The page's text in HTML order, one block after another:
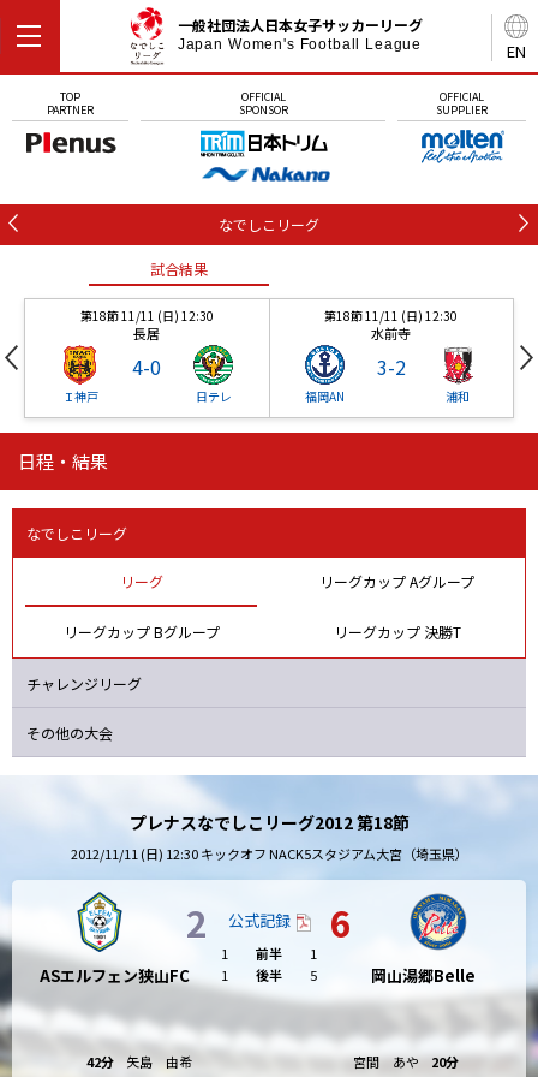
EN
一般社団法人日本女子サッカーリーグ
Japan Women's Football League
TOP
PARTNER
OFFICIAL
SPONSOR
OFFICIAL
SUPPLIER
なでしこリーグ
試合結果
第18節 11/11 (日) 12:30
長居
Ｉ神戸
4-0
日テレ
第18節 11/11 (日) 12:30
水前寺
福岡AN
3-2
浦和
日程・結果
なでしこリーグ
リーグ リーグカップ Aグループ
リーグカップ Bグループ リーグカップ 決勝T
チャレンジリーグ
その他の大会
プレナスなでしこリーグ2012 第18節
2012/11/11 (日) 12:30 キックオフ NACK5スタジアム大宮（埼玉県）
ASエルフェン狭山FC
42分
矢島 由希
2 公式記録 6
1 前半
1
1
後半 5 岡山湯郷Belle
宮間 あや
20分